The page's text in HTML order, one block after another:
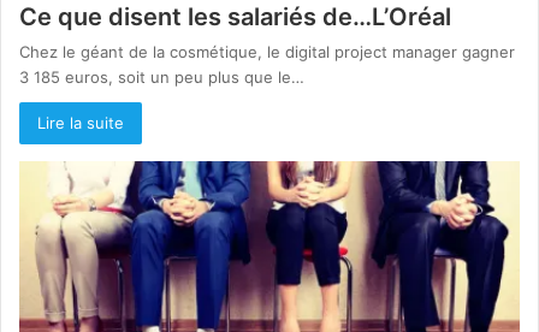
Ce que disent les salariés de…L’Oréal
Chez le géant de la cosmétique, le digital project manager gagner
3 185 euros, soit un peu plus que le…
Lire la suite